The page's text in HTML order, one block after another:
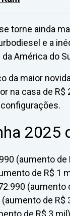
torne ainda
e a
América do
da maior
na casa de R$
2025
(aumento de
de R$ 1
(aumento
(aumento de R$